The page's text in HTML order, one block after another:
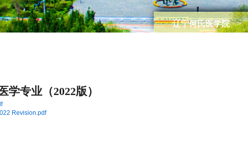
辽宁何氏医学院 >
专业（2022版）
Revision.pdf